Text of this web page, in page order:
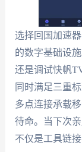
选择回国加速
的数字基础设
还是调试快帆
同时满足三重
多点连接承载
待命。当下次
不仅是工具链